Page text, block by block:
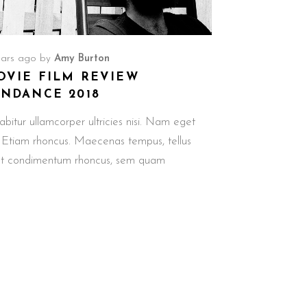
ago byAmy Burton
FILM REVIEW
2018
ullamcorper ultricies nisi. Nam eget
Etiam rhoncus. Maecenas tempus, tellus
condimentum rhoncus, sem quam